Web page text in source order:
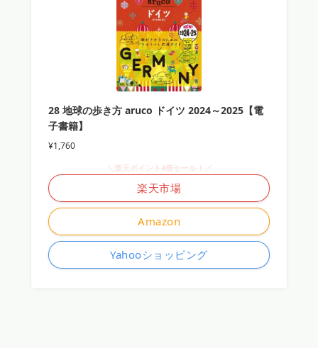
28 地球の歩き方 aruco ドイツ 2024～2025【電
子書籍】
¥1,760
Amazon
＼楽天ポイント4倍セール！／
楽天市場
Yahooショッピング